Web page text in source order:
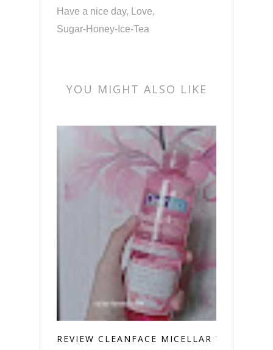
Have a nice day, Love,
Sugar-Honey-Ice-Tea
YOU MIGHT ALSO LIKE
REVIEW CLEANFACE MICELLAR WATER